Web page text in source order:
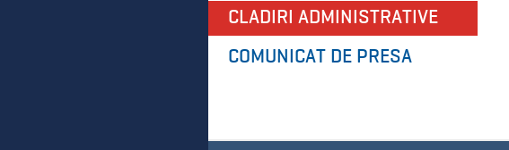
CLADIRI ADMINISTRATIVE
COMUNICAT DE PRESA